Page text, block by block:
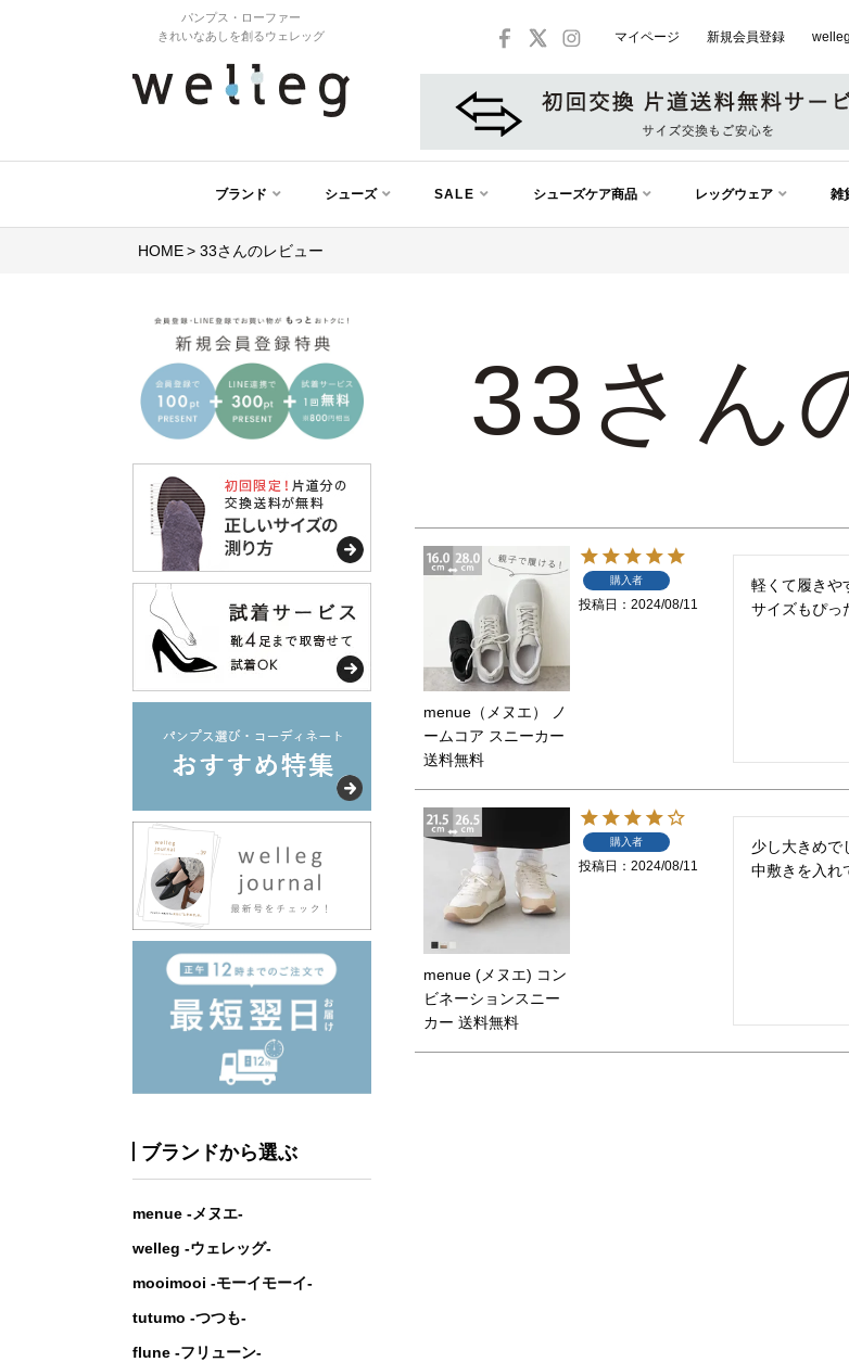
パンプス・ローファー
きれいなあしを創るウェレッグ
マイページ 新規会員登録
ブランド シューズ SALE シューズケア商品 レッグウェア 雑
HOME 33さんのレビュー
ブランドから選ぶ
menue -メヌエ-
welleg -ウェレッグ-
mooimooi -モーイモーイ-
tutumo -つつも-
flune -フリューン-
33さん
menue（メヌエ） ノ
ームコア スニーカー
送料無料
購入者
投稿日 2024/08/11
軽くて履きや
サイズもぴっ
menue (メヌエ) コン
ビネーションスニー
カー 送料無料
購入者
投稿日 2024/08/11
少し大きめで
中敷きを入れ